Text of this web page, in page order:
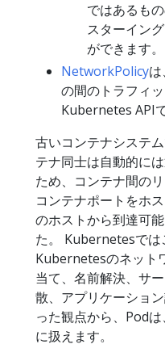
ではあるも
スターイン
ができます。
NetworkPolicy
の間のトラフィ
Kubernetes APIで
古いコンテナシステ
テナ同士は自動的に
ため、コンテナ間の
コンテナポートをホ
のホストから到達可
た。 Kubernetesでは
Kubernetesのネット
当て、名前解決、サ
散、アプリケーショ
った観点から、Pod
に扱えます。